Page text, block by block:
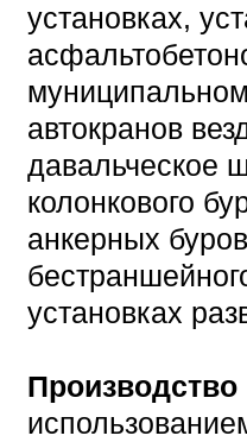
установках,
автокранов
давальческое
колонкового
анкерных
установках